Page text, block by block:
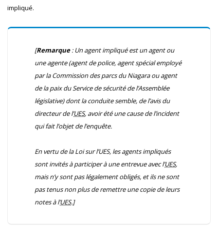
impliqué.
[Remarque: Un agent impliqué est un agent ou
une agente (agent de police, agent spécial employé
par la Commission des parcs du Niagara ou agent
de la paix du Service de sécurité de l’Assemblée
législative) dont la conduite semble, de l’avis du
directeur de l’UES, avoir été une cause de l’incident
qui fait l’objet de l’enquête.
En vertu de laLoi sur l’UES, les agents impliqués
sont invités à participer à une entrevue avec l’UES,
mais n’y sont pas légalement obligés, et ils ne sont
pas tenus non plus de remettre une copie de leurs
notes à l’UES.]